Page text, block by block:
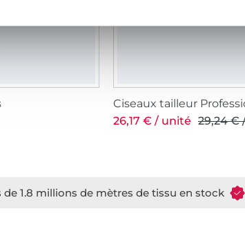
Ciseaux tailleur
26,17 € / unité 29,24 €
de 1.8 millions de mètres de tissu en stock